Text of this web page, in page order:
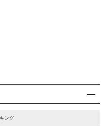
ング